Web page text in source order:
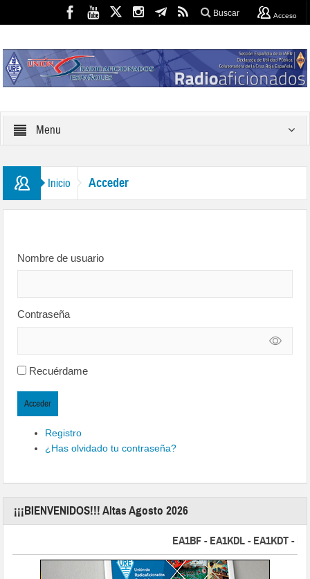
Buscar Acceso
Menu
Inicio Acceder
Nombre de usuario
Contraseña
Recuérdame
Acceder
Registro
¿Has olvidado tu contraseña?
¡¡¡BIENVENIDOS!!! Altas Agosto 2026
EA1BF - EA1KDL - EA1KDT -